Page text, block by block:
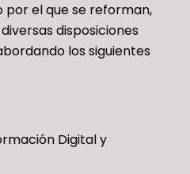
el que se reforman,
disposiciones
los siguientes
Digital y